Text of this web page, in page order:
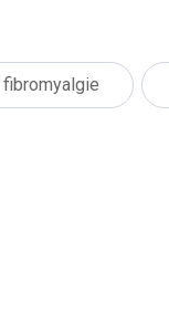
fibromyalgie